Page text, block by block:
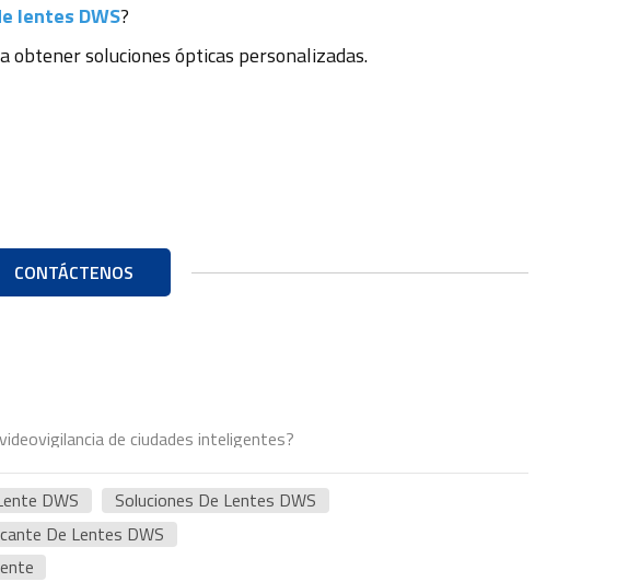
lentes DWS?
obtener soluciones ópticas personalizadas.
CONTÁCTENOS
de ciudades inteligentes?
DWS
Soluciones De Lentes DWS
De Lentes DWS